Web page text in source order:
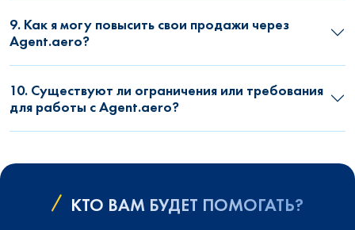
9. Как я могу повысить свои продажи через
Agent.aero?
10. Существуют ли ограничения или требования
для работы с Agent.aero?
КТО ВАМ БУДЕТ ПОМОГАТЬ?